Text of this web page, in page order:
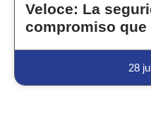
Veloce: La
compromiso
28